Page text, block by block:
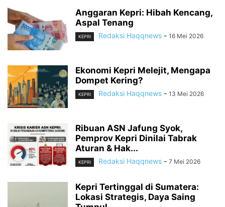
Anggaran Kepri: Hibah Kencang,
Aspal Tenang
KEPRI Redaksi Haqqnews - 16 Mei 2026
Ekonomi Kepri Melejit, Mengapa
Dompet Kering?
KEPRI Redaksi Haqqnews - 13 Mei 2026
Ribuan ASN Jafung Syok,
Pemprov Kepri Dinilai Tabrak
Aturan & Hak...
KEPRI Redaksi Haqqnews - 7 Mei 2026
Kepri Tertinggal di Sumatera:
Lokasi Strategis, Daya Saing